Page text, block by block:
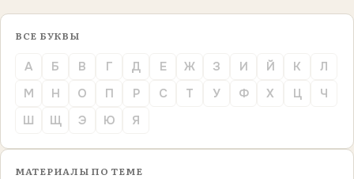
ВСЕ БУКВЫ
А Б В Г Д Е Ж З И Й К
Л
М
Н О П Р С Т У Ф Х Ц
Ч
Ш
Щ Э Ю Я
МАТЕРИАЛЫ ПО ТЕМЕ